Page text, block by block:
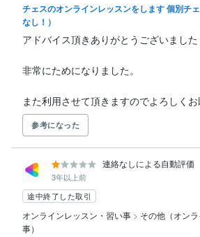
チェスのオンラインレッスンをします 個別チ
なし！）
アドバイス頂きありがとうございました
非常にためになりました。
また利用させて頂きますのでよろしくお
参考になった
連絡なしによる自動評価
3年以上前
途中終了した取引
オンラインレッスン・習い事 > その他（オン
事）